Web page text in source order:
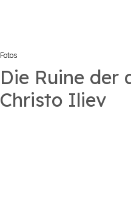
Fotos
Die Ruine der
Christo Iliev